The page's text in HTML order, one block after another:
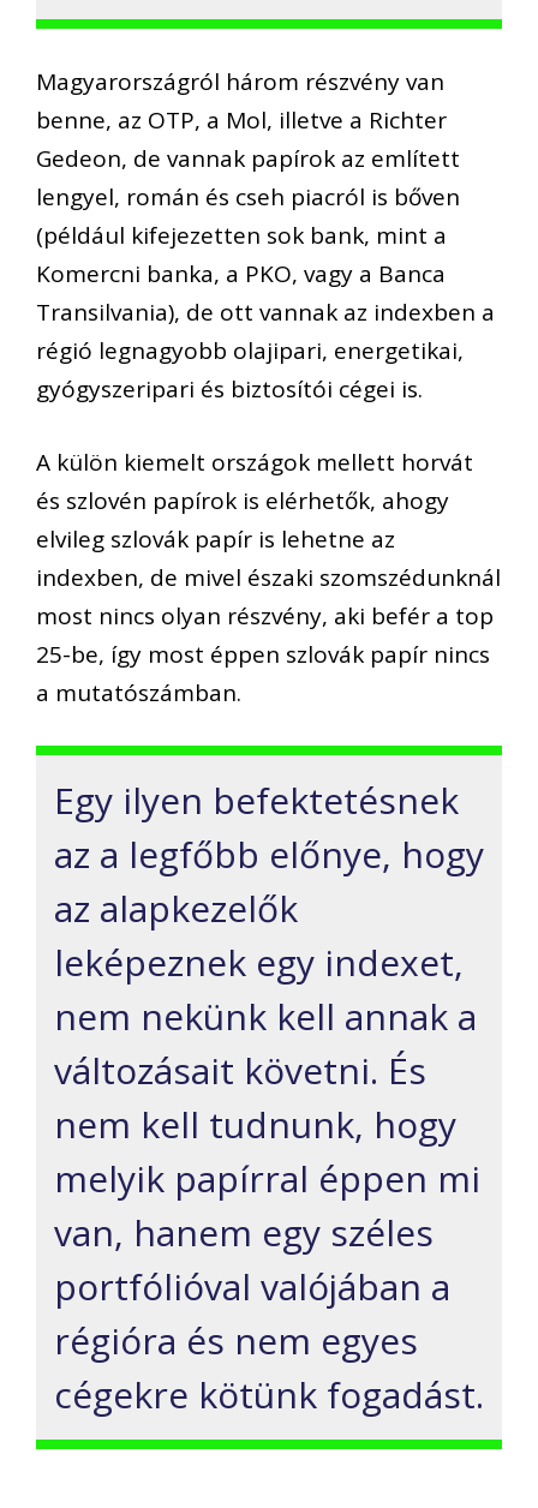
Magyarországról három részvényvan
benne, az OTP, a Mol, illetve a Richter
Gedeon, de vannak papírok az említett
lengyel, román és cseh piacról is bőven
(például kifejezetten sok bank, mint a
Komercni banka, a PKO, vagy a Banca
Transilvania), de ott vannak az indexben a
régió legnagyobb olajipari, energetikai,
gyógyszeripari és biztosítói cégei is.
A külön kiemelt országok mellett horvát
és szlovén papírok is elérhetők, ahogy
elvileg szlovák papír is lehetne az
indexben, de mivel északi szomszédunknál
most nincs olyan részvény, aki befér a top
25-be, így most éppen szlovák papír nincs
a mutatószámban.
Egy ilyen befektetésnek
az a legfőbb előnye, hogy
az alapkezelők
leképeznek egy indexet,
nem nekünk kell annak a
változásait követni. És
nem kell tudnunk, hogy
melyik papírral éppen mi
van, hanem egy széles
portfólióval valójában a
régióra és nem egyes
cégekre kötünk fogadást.